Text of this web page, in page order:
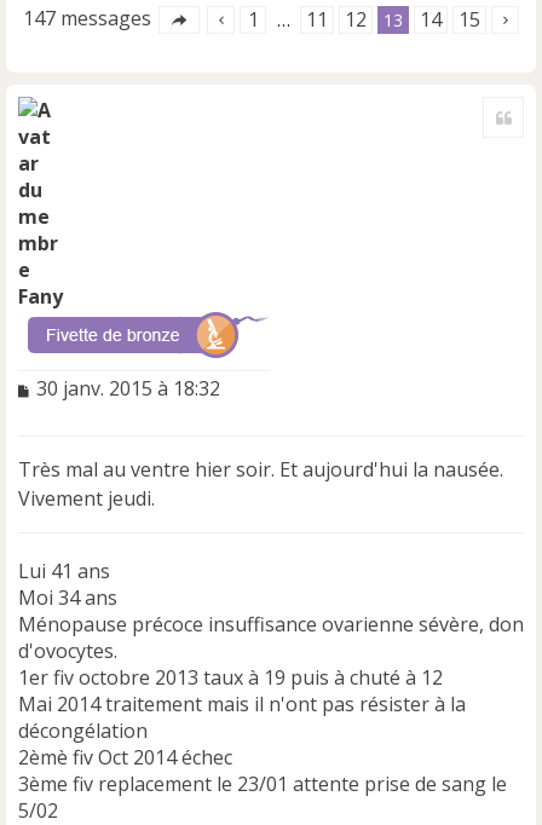
147 messages 1 … 11 12 13 14 15
Fany
M
a
g
o
n
l
u
30 janv. 2015 à 18:32
Très mal au ventre hier soir. Et aujourd'hui la nausée.
Vivement jeudi.
Lui 41 ans
Moi 34 ans
Ménopause précoce insuffisance ovarienne sévère, don
d'ovocytes.
1er fiv octobre 2013 taux à 19 puis à chuté à 12
Mai 2014 traitement mais il n'ont pas résister à la
décongélation
2èmè fiv Oct 2014 échec
3ème fiv replacement le 23/01 attente prise de sang le
5/02